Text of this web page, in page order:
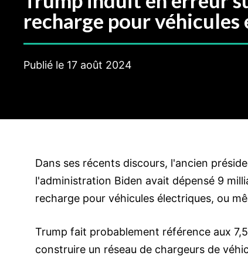
recharge pour
Publié le 17 août 2024
Dans ses récents discours, l'ancien
l'administration Biden avait dépensé 9
recharge pour véhicules électriques, ou
Trump fait probablement référence aux
construire un réseau de chargeurs de